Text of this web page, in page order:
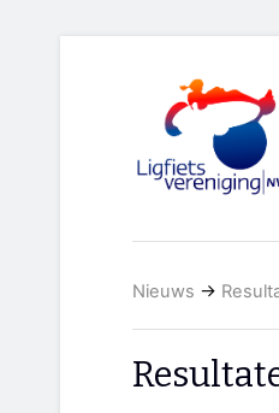
Nieuws →